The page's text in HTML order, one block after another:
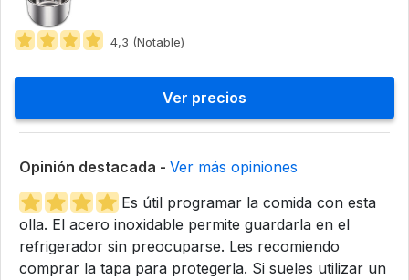
4,3 (Notable)
Ver precios
Opinión destacada - Ver más opiniones
Es útil programar la comida con esta
olla. El acero inoxidable permite guardarla en el
refrigerador sin preocuparse. Les recomiendo
comprar la tapa para protegerla. Si sueles utilizar un